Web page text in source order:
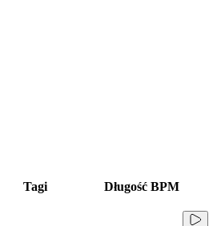
Tagi Długość BPM